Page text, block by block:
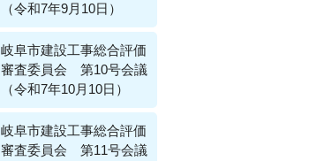
（令和7年9月10日）
岐阜市建設工事総合評価
審査委員会 第10号会議
（令和7年10月10日）
岐阜市建設工事総合評価
審査委員会 第11号会議